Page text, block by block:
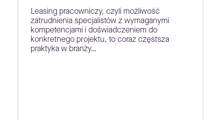
Leasing pracowniczy, czyli możliwość
zatrudnienia specjalistów z wymaganymi
kompetencjami i doświadczeniem do
konkretnego projektu, to coraz częstsza
praktyka w branży…